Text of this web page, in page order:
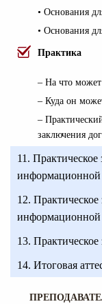
• Основания
• Основания
Практика
– На что может
– Куда он
–
заключения
11. Практическое
информационной
12.
информационной
13.
14. Итоговая